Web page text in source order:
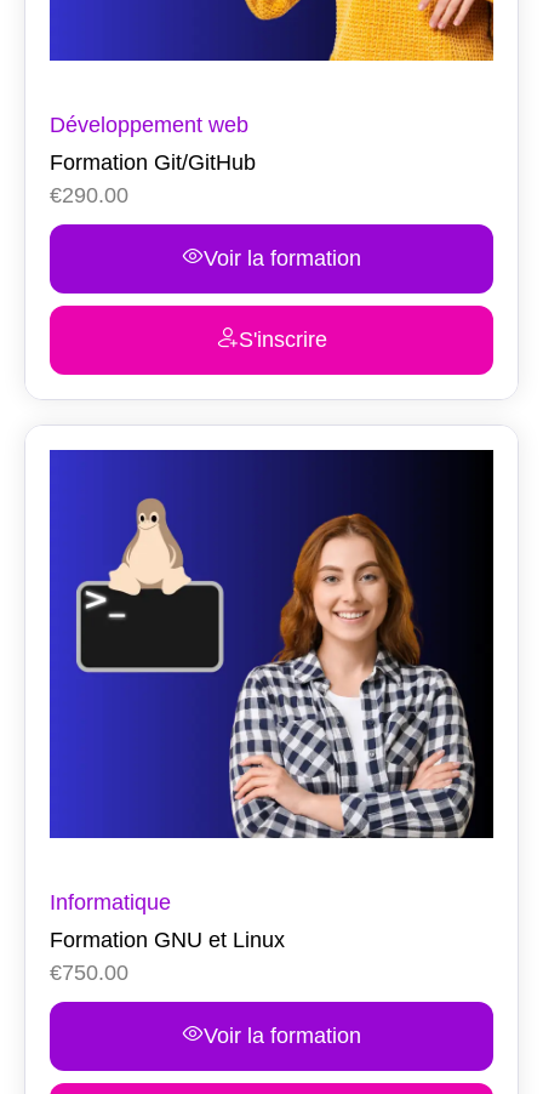
Développement web
Formation Git/GitHub
€290.00
Voir la formation
S'inscrire
Informatique
Formation GNU et Linux
€750.00
Voir la formation